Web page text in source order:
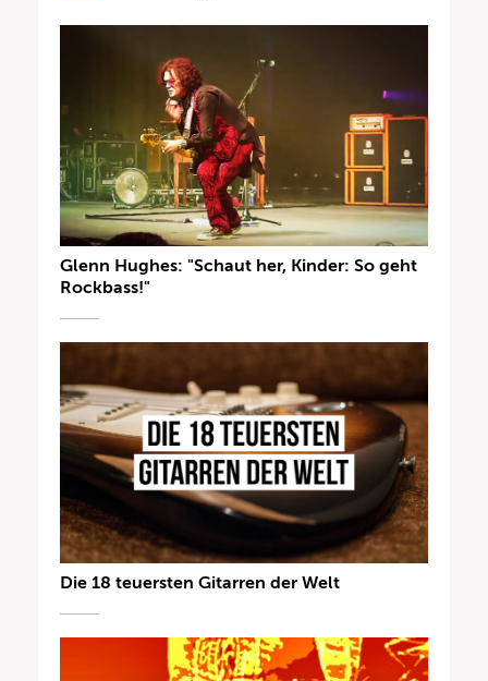
Glenn Hughes: "Schaut her, Kinder: So geht
Rockbass!"
Die 18 teuersten Gitarren der Welt